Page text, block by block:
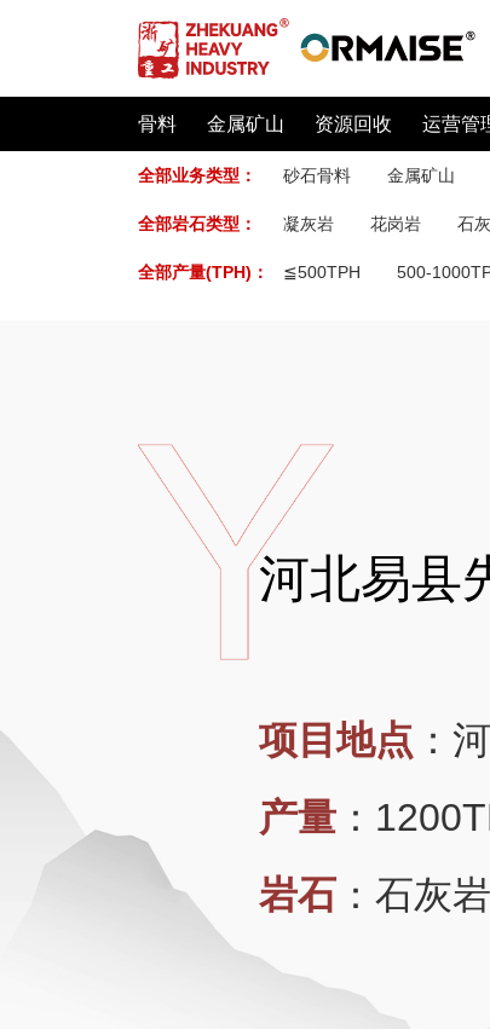
骨料 金属矿山 资源回收 运营管
全部业务类型： 砂石骨料 金属矿山
全部岩石类型： 凝灰岩 花岗岩 石
全部产量(TPH)： ≦500TPH 500-
河北易县
项目地点 ：
产量 ：
岩石 ： 石灰岩